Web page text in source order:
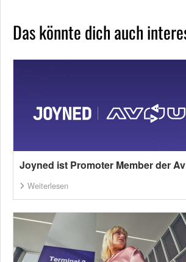
Das könnte dich auch
Joyned ist Promoter Member der
Weiterlesen